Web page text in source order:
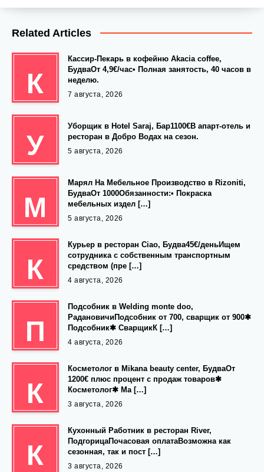
Related Articles
К
Кассир-Пекарь в кофейню Akacia coffee,
БудваОт 4,9€/час• Полная занятость, 40 часов в
неделю.
7 августа, 2026
У
Уборщик в Hotel Saraj, Бар1100€В апарт-отель и
ресторан в Добро Водах на сезон.
5 августа, 2026
М
Марял На Мебельное Производство в Rizoniti,
БудваОт 1000Обязанности:• Покраска
мебельных издел […]
5 августа, 2026
К
Курьер в ресторан Ciao, Будва45€/деньИщем
сотрудника с собственным транспортным
средством (пре […]
4 августа, 2026
П
Подсобник в Welding monte doo,
РадановичиПодсобник от 700, сварщик от 900✱
Подсобник✱ СварщикК […]
4 августа, 2026
К
Косметолог в Mikana beauty center, БудваОт
1200€ плюс процент с продаж товаров✱
Косметолог✱ Ма […]
3 августа, 2026
К
Кухонный Работник в ресторан River,
ПодгорицаПочасовая оплатаВозможна как
сезонная, так и пост […]
3 августа, 2026